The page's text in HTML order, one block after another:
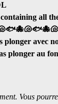
all
avec
plonger au
Vous